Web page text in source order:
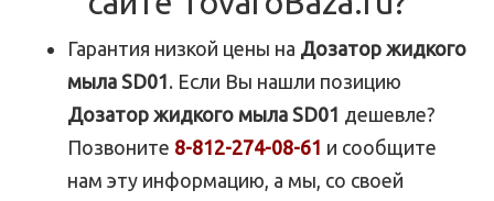
Гарантия низкой цены на Дозатор жидкого
мыла SD01. Если Вы нашли позицию
Дозатор жидкого мыла SD01 дешевле?
Позвоните 8-812-274-08-61 и сообщите
нам эту информацию, а мы, со своей